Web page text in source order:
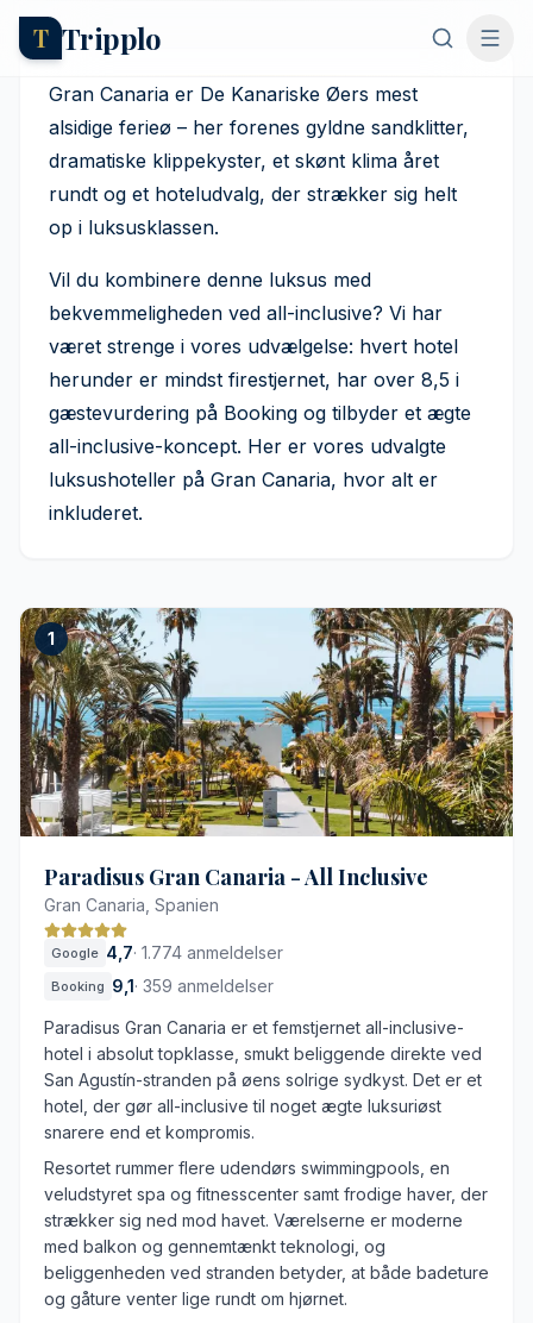
T Tripplo
7 luksuriøse all-inclusive-
hoteller på Gran Canaria
Gran Canaria er De Kanariske Øers mest
alsidige ferieø – her forenes gyldne sandklitter,
dramatiske klippekyster, et skønt klima året
rundt og et hoteludvalg, der strækker sig helt
op i luksusklassen.
Vil du kombinere denne luksus med
bekvemmeligheden ved all-inclusive? Vi har
været strenge i vores udvælgelse: hvert hotel
herunder er mindst firestjernet, har over 8,5 i
gæstevurdering på Booking og tilbyder et ægte
all-inclusive-koncept. Her er vores udvalgte
luksushoteller på Gran Canaria, hvor alt er
inkluderet.
1
Paradisus Gran Canaria - All Inclusive
Gran Canaria, Spanien
Google 4,7· 1.774 anmeldelser
Booking 9,1· 359 anmeldelser
Paradisus Gran Canaria er et femstjernet all-inclusive-
hotel i absolut topklasse, smukt beliggende direkte ved
San Agustín-stranden på øens solrige sydkyst. Det er et
hotel, der gør all-inclusive til noget ægte luksuriøst
snarere end et kompromis.
Resortet rummer flere udendørs swimmingpools, en
veludstyret spa og fitnesscenter samt frodige haver, der
strækker sig ned mod havet. Værelserne er moderne
med balkon og gennemtænkt teknologi, og
beliggenheden ved stranden betyder, at både badeture
og gåture venter lige rundt om hjørnet.